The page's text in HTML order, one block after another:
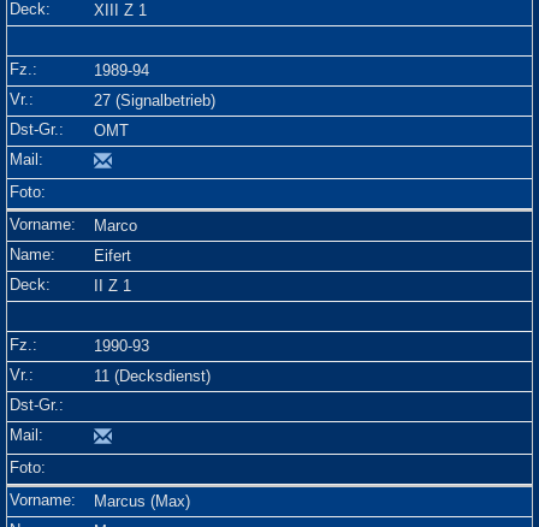
XIII Z 1
1989-94
27 (Signalbetrieb)
OMT
Marco
Eifert
II Z 1
1990-93
11 (Decksdienst)
Marcus (Max)